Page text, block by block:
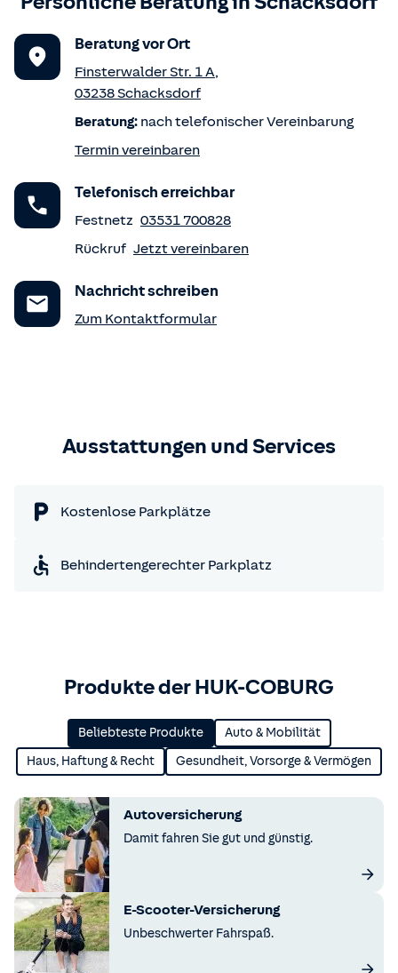
Beratung vor Ort
Finsterwalder Str. 1 A,
03238Schacksdorf
Beratung: nach telefonischer Vereinbarung
Termin vereinbaren
Telefonisch erreichbar
Festnetz 03531 700828
Rückruf Jetzt vereinbaren
Nachricht schreiben
Zum Kontaktformular
Ausstattungen und Services
Kostenlose Parkplätze
Behindertengerechter Parkplatz
Produkte der HUK-COBURG
Beliebteste Produkte Auto & Mobilität
Haus, Haftung & Recht Gesundheit, Vorsorge & Vermögen
Autoversicherung
Damit fahren Sie gut und günstig.
E-Scooter-Versicherung
Unbeschwerter Fahrspaß.